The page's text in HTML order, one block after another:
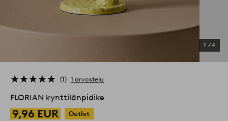
1 /4
1 1 arvostelu
FLORIAN kynttilänpidike
9,96 EUR
Outlet